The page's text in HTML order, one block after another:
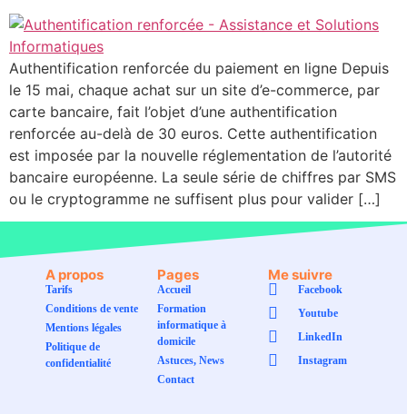
Authentification renforcée du paiement en ligne Depuis
le 15 mai, chaque achat sur un site d’e-commerce, par
carte bancaire, fait l’objet d’une authentification
renforcée au-delà de 30 euros. Cette authentification
est imposée par la nouvelle réglementation de l’autorité
bancaire européenne. La seule série de chiffres par SMS
ou le cryptogramme ne suffisent plus pour valider […]
A propos
Tarifs
Conditions de vente
Mentions légales
Politique de
confidentialité
Pages
Accueil
Formation
informatique à
domicile
Astuces, News
Contact
Me suivre
Facebook
Youtube
LinkedIn
Instagram